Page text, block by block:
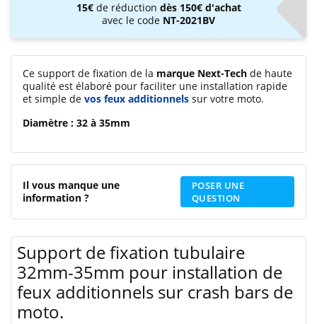
15€de réduction dès 150€ d'achat
avec le code NT-2021BV
Ce support de fixation de la marque Next-Tech de haute
qualité est élaboré pour faciliter une installation rapide
et simple de vos feux additionnels sur votre moto.
Diamètre : 32 à 35mm
Il vous manque une
information ?
POSER UNE
QUESTION
Support de fixation tubulaire
32mm-35mm pour installation de
feux additionnels sur crash bars de
moto.